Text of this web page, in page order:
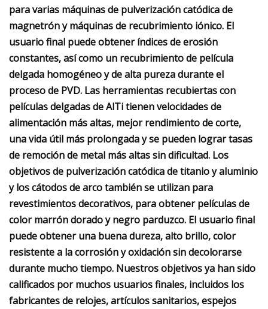
para varias máquinas de pulverización catódica de
magnetrón y máquinas de recubrimiento iónico. El
usuario final puede obtener índices de erosión
constantes, así como un recubrimiento de película
delgada homogéneo y de alta pureza durante el
proceso de PVD. Las herramientas recubiertas con
películas delgadas de AlTi tienen velocidades de
alimentación más altas, mejor rendimiento de corte,
una vida útil más prolongada y se pueden lograr tasas
de remoción de metal más altas sin dificultad. Los
objetivos de pulverización catódica de titanio y aluminio
y los cátodos de arco también se utilizan para
revestimientos decorativos, para obtener películas de
color marrón dorado y negro parduzco. El usuario final
puede obtener una buena dureza, alto brillo, color
resistente a la corrosión y oxidación sin decolorarse
durante mucho tiempo. Nuestros objetivos ya han sido
calificados por muchos usuarios finales, incluidos los
fabricantes de relojes, artículos sanitarios, espejos